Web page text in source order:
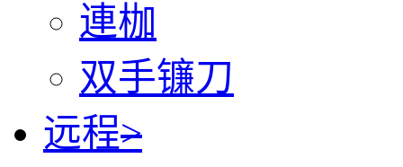
連枷
双手镰刀
远程>